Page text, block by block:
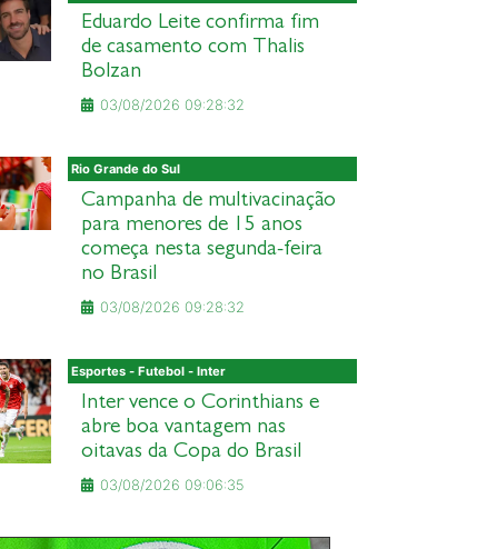
Eduardo Leite confirma fim
de casamento com Thalis
Bolzan
03/08/2026 09:28:32
Rio Grande do Sul
Campanha de multivacinação
para menores de 15 anos
começa nesta segunda-feira
no Brasil
03/08/2026 09:28:32
Esportes - Futebol - Inter
Inter vence o Corinthians e
abre boa vantagem nas
oitavas da Copa do Brasil
03/08/2026 09:06:35